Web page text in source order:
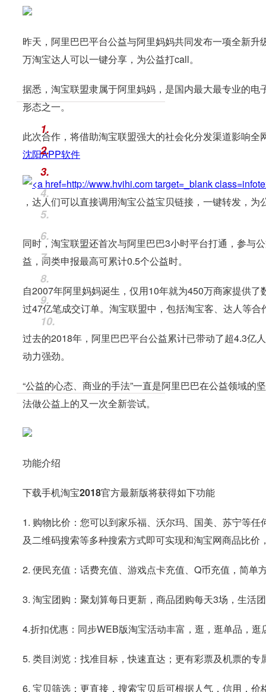
昨天，阿里巴巴平台公益与阿里妈妈共同发布一项全新
万淘宝达人可以一键分享，为公益打call。
据悉，淘宝联盟隶属于阿里妈妈，是国内最大最专业的
形态之一。
此次合作，将借助淘宝联盟强大的社会化分发渠道影响
沈阳APP软件
，达人们可以直接调用淘宝公益宝贝链接，一键转发，
同时，淘宝联盟还首次与阿里巴巴3小时平台打通，参与
益，同类申报最高可累计0.5个公益时。
自2007年阿里妈妈诞生，仅用10年就为450万商家提供
过47亿笔成交订单。淘宝联盟中，包括淘宝客、达人等
过去的2018年，阿里巴巴平台公益累计已带动了超4.3亿
动力强劲。
“公益的心态、商业的手法”一直是阿里巴巴在公益领域
法做公益上的又一次全新尝试。
功能介绍
下载手机淘宝2018官方最新版将获得如下功能
1. 购物比价：您可以到家乐福、沃尔玛、国美、苏宁等
及二维码搜索等多种搜索方式即可实现和淘宝网商品比
2. 便民充值：话费充值、游戏点卡充值、Q币充值，简单
3. 淘宝团购：聚划算每日更新，商品团购每天3场，生活
4.折扣优惠：同步WEB版淘宝活动丰富，逛，逛单品，
5. 类目浏览：找准目标，快速直达；更有彩票及机票的专
6. 宝贝筛选：更直接，搜索宝贝后可根据人气，信用，
1.
2.
3.
4.
5.
6.
7.
8.
9.
10.